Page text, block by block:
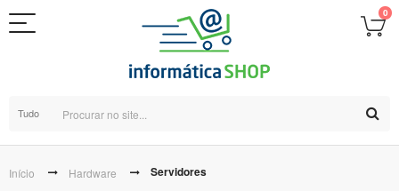
0
Tudo
Início Hardware Servidores